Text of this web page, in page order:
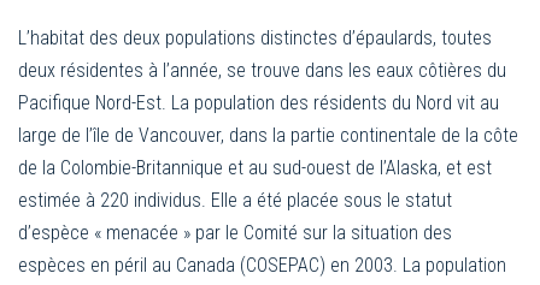
L’habitat des deux populations distinctes d’épaulards, toutes
deux résidentes à l’année, se trouve dans les eaux côtières du
Pacifique Nord-Est. La population des résidents du Nord vit au
large de l’île de Vancouver, dans la partie continentale de la côte
de la Colombie-Britannique et au sud-ouest de l’Alaska, et est
estimée à 220 individus. Elle a été placée sous le statut
d’espèce « menacée » par le Comité sur la situation des
espèces en péril au Canada (COSEPAC) en 2003. La population